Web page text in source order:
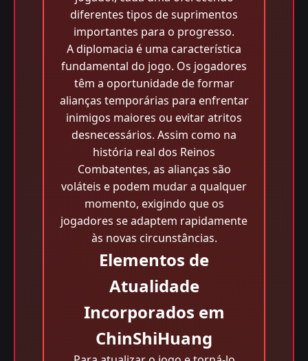
diferentes tipos de suprimentos
importantes para o progresso.
A diplomacia é uma característica
fundamental do jogo. Os jogadores
têm a oportunidade de formar
alianças temporárias para enfrentar
inimigos maiores ou evitar atritos
desnecessários. Assim como na
história real dos Reinos
Combatentes, as alianças são
voláteis e podem mudar a qualquer
momento, exigindo que os
jogadores se adaptem rapidamente
às novas circunstâncias.
Elementos de
Atualidade
Incorporados em
ChinShiHuang